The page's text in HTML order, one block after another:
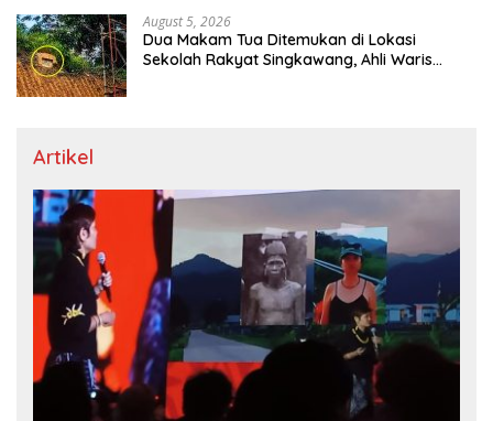
August 5, 2026
Dua Makam Tua Ditemukan di Lokasi
Sekolah Rakyat Singkawang, Ahli Waris
Artikel